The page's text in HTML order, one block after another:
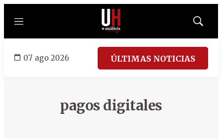
Menú
Mostrar
07 ago 2026 ÚLTIMAS NOTICIAS
pagos digitales